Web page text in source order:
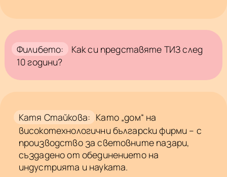
Филибето:
Как си представяте ТИЗ след
10 години?
Катя Стайкова: Като „дом“ на
високотехнологични български фирми – с
производство за световните пазари,
създадено от обединението на
индустрията и науката.